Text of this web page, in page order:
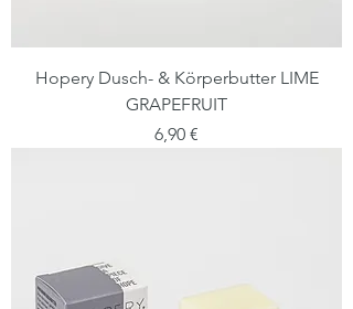
Hopery Dusch- & Körperbutter LIME
GRAPEFRUIT
Preis
6,90 €